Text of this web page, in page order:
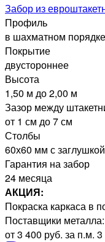
Забор из
Профиль
в шахматном
Покрытие
двустороннее
Высота
1,50 м до 2,00 м
Зазор между
от 1 см до 7 см
Столбы
60х60 мм с
Гарантия на забор
24 месяца
АКЦИЯ:
Покраска каркаса в
Поставщики металла:
от 3 400 руб. за п.м. 3